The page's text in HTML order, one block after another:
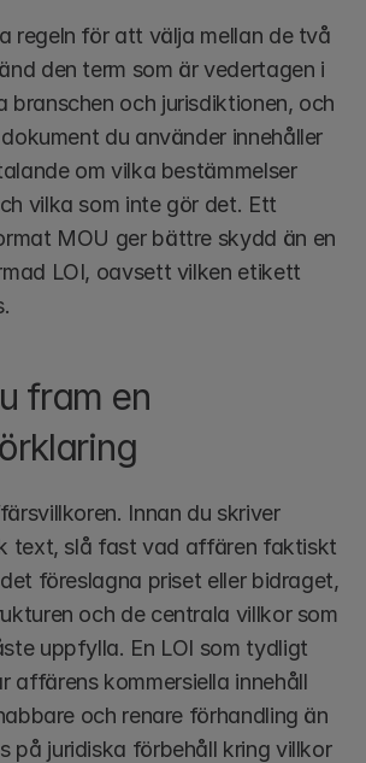
regeln för att välja mellan de två
den term som är vedertagen i
branschen och jurisdiktionen, och
du använder innehåller
om vilka bestämmelser
vilka som inte gör det. Ett
MOU ger bättre skydd än en
LOI, oavsett vilken etikett
fram en
Innan du skriver
text, slå fast vad affären faktiskt
föreslagna priset eller bidraget,
och de centrala villkor som
uppfylla. En LOI som tydligt
affärens kommersiella innehåll
och renare förhandling än
på juridiska förbehåll kring villkor